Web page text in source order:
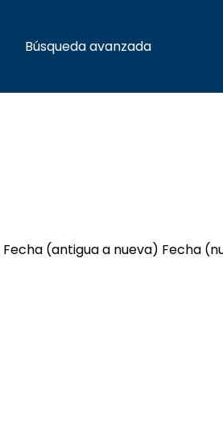
Búsqueda avanzada
Fecha (antigua a nueva) Fecha